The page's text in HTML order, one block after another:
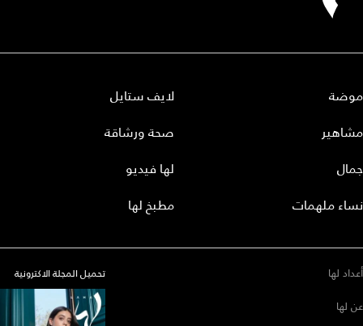
موضة
مشاهير
جمال
نساء ملهمات
لايف ستايل
صحة ورشاقة
لها فيديو
مطبخ لها
أعداد لها
عن لها
تحميل المجلة الاكترونية